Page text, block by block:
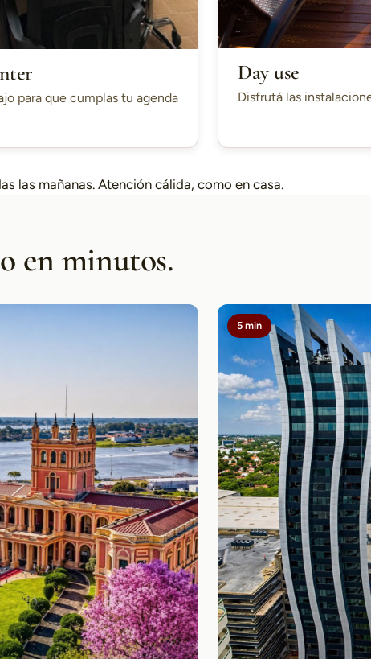
para que cumplas tu agenda
Day use
Disfrutá las
las mañanas. Atención cálida, como en casa.
en minutos.
5 min